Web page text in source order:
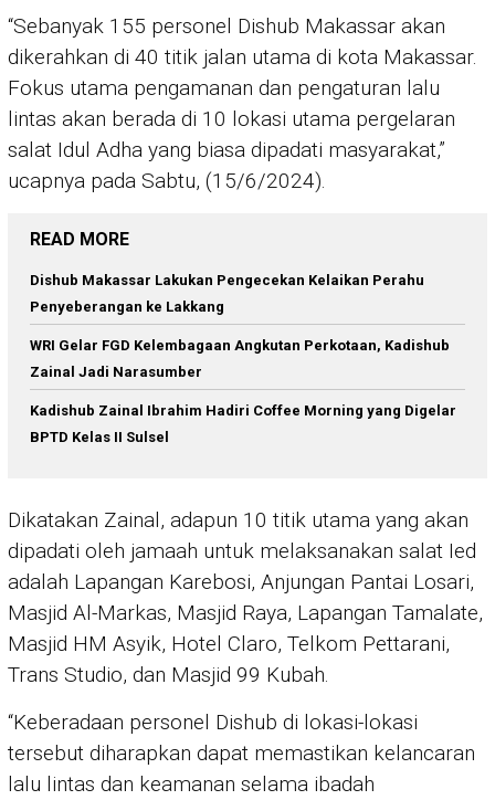
“Sebanyak 155 personel Dishub Makassar akan
dikerahkan di 40 titik jalan utama di kota Makassar.
Fokus utama pengamanan dan pengaturan lalu
lintas akan berada di 10 lokasi utama pergelaran
salat Idul Adha yang biasa dipadati masyarakat,”
ucapnya pada Sabtu, (15/6/2024).
READ MORE
Dishub Makassar Lakukan Pengecekan Kelaikan Perahu
Penyeberangan ke Lakkang
WRI Gelar FGD Kelembagaan Angkutan Perkotaan, Kadishub
Zainal Jadi Narasumber
Kadishub Zainal Ibrahim Hadiri Coffee Morning yang Digelar
BPTD Kelas II Sulsel
Dikatakan Zainal, adapun 10 titik utama yang akan
dipadati oleh jamaah untuk melaksanakan salat Ied
adalah Lapangan Karebosi, Anjungan Pantai Losari,
Masjid Al-Markas, Masjid Raya, Lapangan Tamalate,
Masjid HM Asyik, Hotel Claro, Telkom Pettarani,
Trans Studio, dan Masjid 99 Kubah.
“Keberadaan personel Dishub di lokasi-lokasi
tersebut diharapkan dapat memastikan kelancaran
lalu lintas dan keamanan selama ibadah